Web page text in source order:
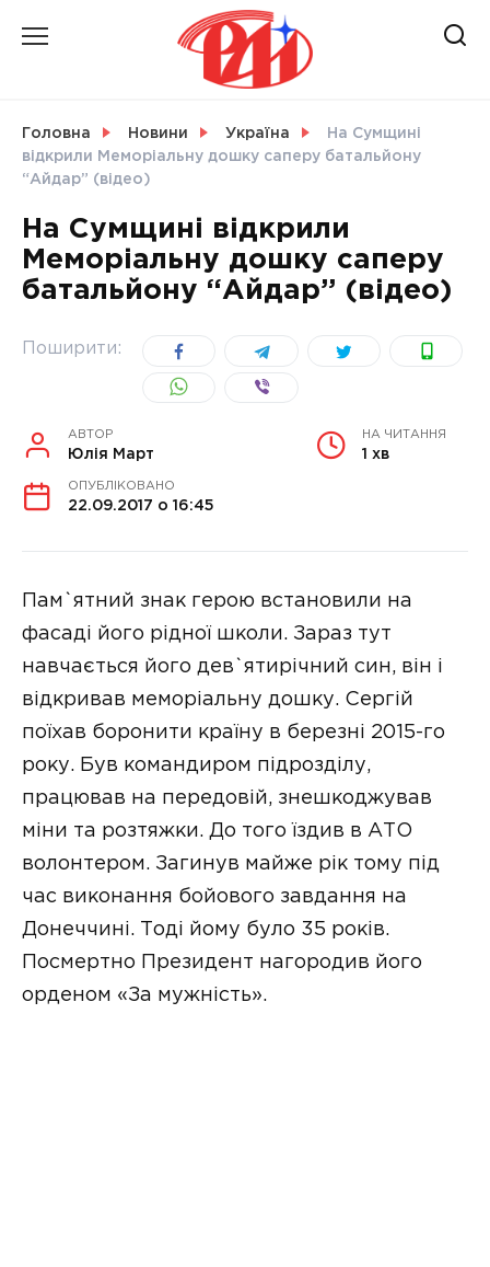
СВІТ
УКРАЇНА
Головна Новини Україна
На Сумщині
відкрили Меморіальну дошку саперу батальйону
“Айдар” (відео)
На Сумщині відкрили
Меморіальну дошку саперу
батальйону “Айдар” (відео)
Поширити:
АВТОР
Юлія Март
НА ЧИТАННЯ
1 хв
ОПУБЛІКОВАНО
22.09.2017 о 16:45
Пам`ятний знак герою встановили на
фасаді його рідної школи. Зараз тут
навчається його дев`ятирічний син, він і
відкривав меморіальну дошку. Сергій
поїхав боронити країну в березні 2015-го
року. Був командиром підрозділу,
працював на передовій, знешкоджував
міни та розтяжки. До того їздив в АТО
волонтером. Загинув майже рік тому під
час виконання бойового завдання на
Донеччині. Тоді йому було 35 років.
Посмертно Президент нагородив його
орденом «За мужність».